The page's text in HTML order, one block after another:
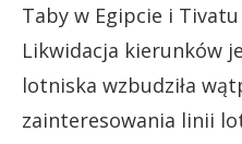
Taby w Egipcie i
Likwidacja kierunków
lotniska wzbudziła
zainteresowania linii